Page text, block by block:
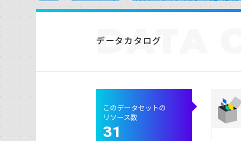
データカタログ
DATA
このデータセットの
リソース数
31